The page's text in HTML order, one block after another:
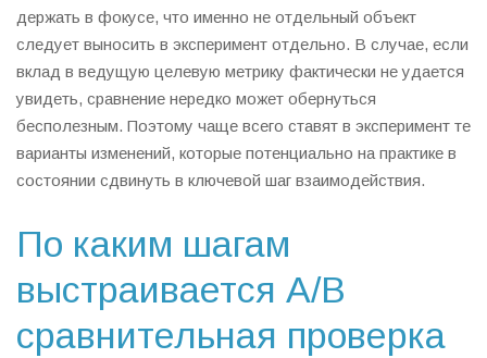
держать в фокусе, что именно не отдельный объект
следует выносить в эксперимент отдельно. В случае, если
вклад в ведущую целевую метрику фактически не удается
увидеть, сравнение нередко может обернуться
бесполезным. Поэтому чаще всего ставят в эксперимент те
варианты изменений, которые потенциально на практике в
состоянии сдвинуть в ключевой шаг взаимодействия.
По каким шагам
выстраивается A/B
сравнительная проверка